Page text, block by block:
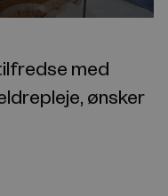
med
ønsker